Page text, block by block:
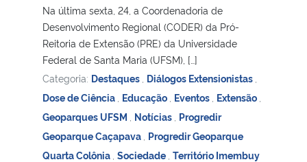
Na última sexta, 24, a Coordenadoria de
Desenvolvimento Regional (CODER) da Pró-
Reitoria de Extensão (PRE) da Universidade
Federal de Santa Maria (UFSM), […]
Categoria: Destaques Diálogos Extensionistas
Dose de Ciência Educação Eventos Extensão
Geoparques UFSM
Notícias Progredir
Geoparque Caçapava Progredir Geoparque
Quarta Colônia Sociedade Território Imembuy